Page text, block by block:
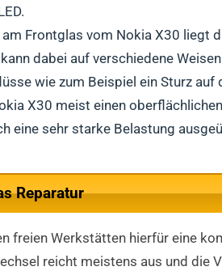
Frontglas vom Nokia X30 liegt
dabei auf verschiedene
wie zum Beispiel ein Sturz auf
X30 meist einen
eine sehr starke Belastung
Reparatur
freien Werkstätten hierfür eine
reicht meistens aus und die